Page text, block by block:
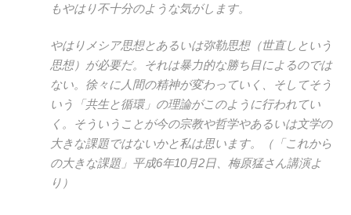
もやはり不十分のような気がします。
やはりメシア思想とあるいは弥勒思想（世直しという
思想）が必要だ。それは暴力的な勝ち目によるのでは
ない。徐々に人間の精神が変わっていく、そしてそう
いう「共生と循環」の理論がこのように行われてい
く。そういうことが今の宗教や哲学やあるいは文学の
大きな課題ではないかと私は思います。（「これから
の大きな課題」平成6年10月2日、梅原猛さん講演よ
り）